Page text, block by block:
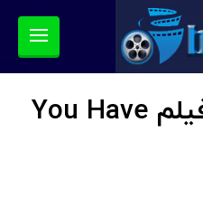
زیرنویس بلوری فیلم You Have